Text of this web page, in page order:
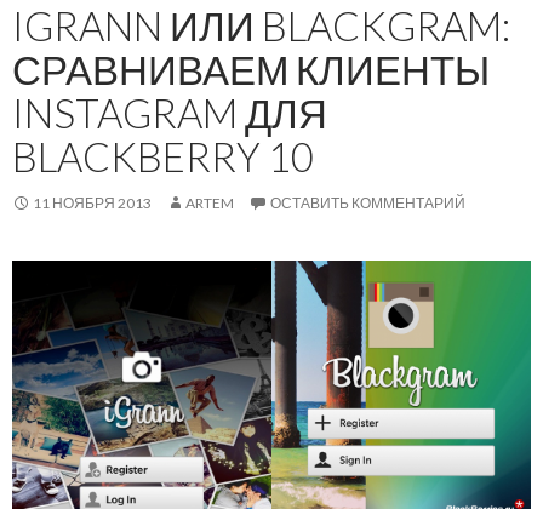
IGRANN ИЛИ BLACKGRAM:
СРАВНИВАЕМ КЛИЕНТЫ
INSTAGRAM ДЛЯ
BLACKBERRY 10
11 НОЯБРЯ 2013 ARTEM ОСТАВИТЬ КОММЕНТАРИЙ